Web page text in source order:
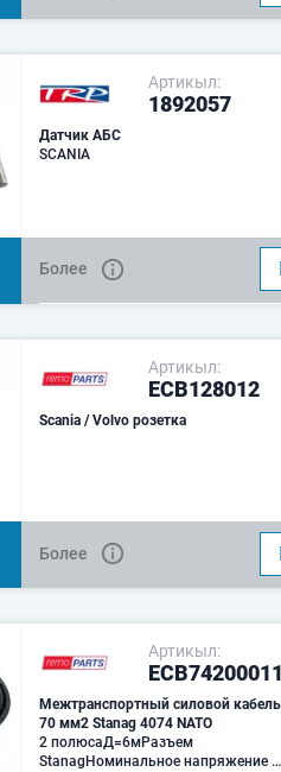
Артикыл:
1892057
Датчик АБС
SCANIA
Более
Артикыл:
ECB128012
Scania / Volvo розетка
Более
Артикыл:
ECB74200011
Межтранспортный силовой кабель
70 мм2 Stanag 4074 NATO
2 полюсаД=6мРазъем
StanagНоминальное напряжение -